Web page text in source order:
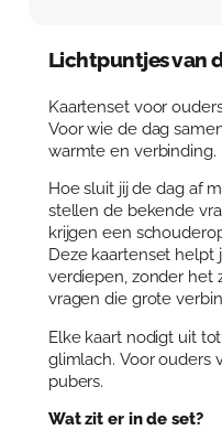
u
n
j
e
s
s
e
t
(
j
o
g
e
k
n
Lichtpuntjes van
Kaartenset voor
Voor wie de dag
warmte en verbinding.
Hoe sluit jij de dag af
stellen de bekende
krijgen een
Deze kaartenset
verdiepen, zonder het
vragen die grote
Elke kaart nodigt uit
glimlach. Voor ouders
pubers.
Wat zit er in de set?